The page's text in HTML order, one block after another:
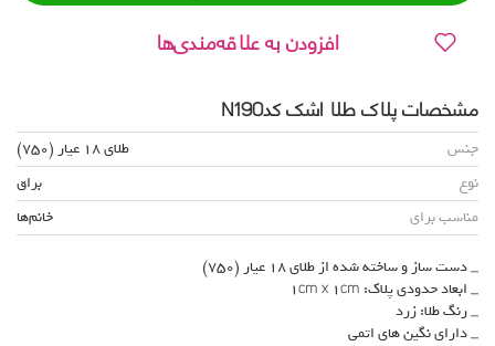
افزودن به علاقه‌مندی‌ها
مشخصات پلاک طلا اشک کدN190
جنس
طلای 18 عیار (750)
نوع
براق
مناسب برای
خانم‌ها
_ دست ساز و ساخته شده از طلای 18 عیار (750)
_ ابعاد حدودی پلاک: 1cm x 1cm
_ رنگ طلا: زرد
_ دارای نگین های اتمی